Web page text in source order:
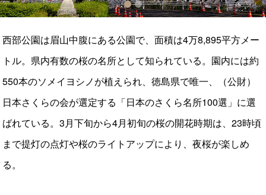
1 2
西部公園は眉山中腹にある公園で、面積は4万8,895平方メー
トル。県内有数の桜の名所として知られている。園内には約
550本のソメイヨシノが植えられ、徳島県で唯一、（公財）
日本さくらの会が選定する「日本のさくら名所100選」に選
ばれている。3月下旬から4月初旬の桜の開花時期は、23時頃
まで提灯の点灯や桜のライトアップにより、夜桜が楽しめ
る。